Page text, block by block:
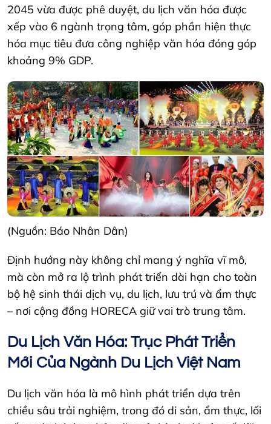
2045 vừa được phê duyệt, du lịch văn hóa được
xếp vào 6 ngành trọng tâm, góp phần hiện thực
hóa mục tiêu đưa công nghiệp văn hóa đóng góp
khoảng 9% GDP.
(Nguồn: Báo Nhân Dân)
Định hướng này không chỉ mang ý nghĩa vĩ mô,
mà còn mở ra lộ trình phát triển dài hạn cho toàn
bộ hệ sinh thái dịch vụ, du lịch, lưu trú và ẩm thực
– nơi cộng đồng HORECA giữ vai trò trung tâm.
Du Lịch Văn Hóa: Trục Phát Triển
Mới Của Ngành Du Lịch Việt Nam
Du lịch văn hóa là mô hình phát triển dựa trên
chiều sâu trải nghiệm, trong đó di sản, ẩm thực, lối